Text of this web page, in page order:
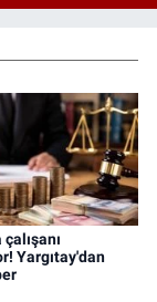
Yargıtay'dan